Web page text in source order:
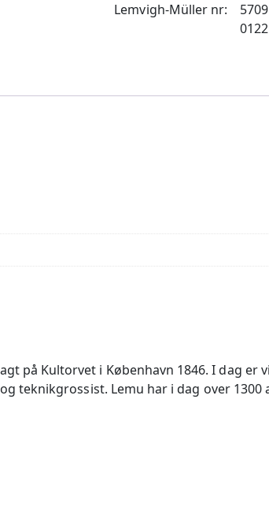
Lemvigh-Müller nr:
på Kultorvet i København 1846. I dag
teknikgrossist. Lemu har i dag over